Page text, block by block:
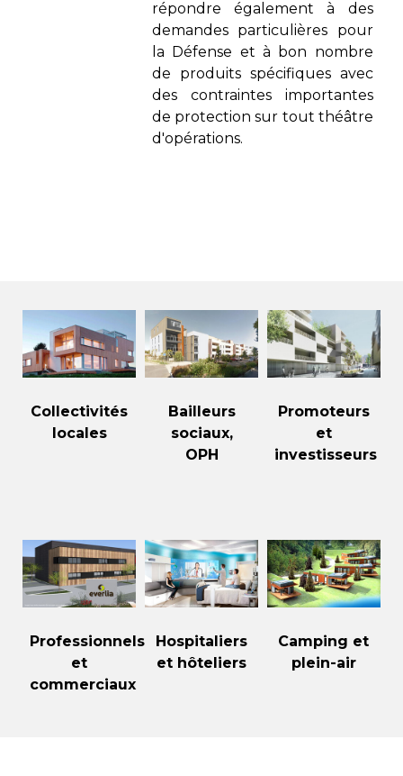
répondre également à des
demandes particulières pour
la Défense et à bon nombre
de produits spécifiques avec
des contraintes importantes
de protection sur tout théâtre
d'opérations.
Collectivités
locales
Bailleurs
sociaux,
OPH
Promoteurs
et
investisseurs
Professionnels
et
commerciaux
Hospitaliers
et hôteliers
Camping et
plein-air